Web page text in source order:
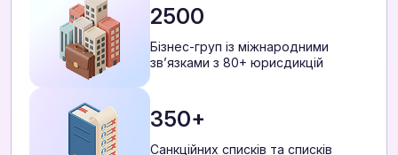
2500
Бізнес-груп із міжнародними
звʼязками з 80+ юрисдикцій
350+
Санкційних списків та списків